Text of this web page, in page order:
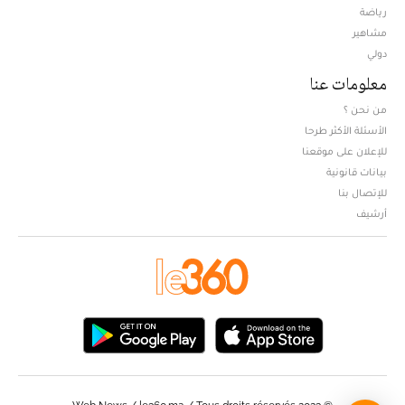
رياضة
مشاهير
دولي
معلومات عنا
من نحن ؟
الأسئلة الأكثر طرحا
للإعلان على موقعنا
بيانات قانونية
للإتصال بنا
أرشيف